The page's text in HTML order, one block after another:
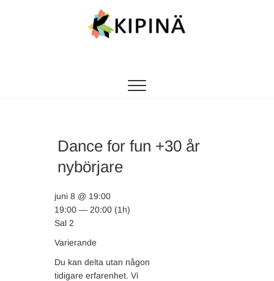
Dance for fun +30 år
nybörjare
Du kan delta utan någon
tidigare erfarenhet. Vi
juni 8 @ 19:00
19:00 — 20:00 (1h)
Sal 2
Varierande